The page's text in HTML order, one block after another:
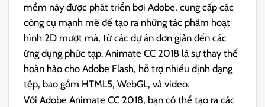
mềm này được phát triển bởi Adobe, cung cấp các
công cụ mạnh mẽ để tạo ra những tác phẩm hoạt
hình 2D mượt mà, từ các dự án đơn giản đến các
ứng dụng phức tạp. Animate CC 2018 là sự thay thế
hoàn hảo cho Adobe Flash, hỗ trợ nhiều định dạng
tệp, bao gồm HTML5, WebGL, và video.
Với Adobe Animate CC 2018, bạn có thể tạo ra các